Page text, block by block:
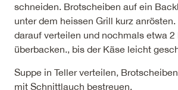
schneiden. Brotscheiben auf ein
unter dem heissen Grill kurz
darauf verteilen und nochmals etwa 2
überbacken., bis der Käse leicht
Suppe in Teller verteilen,
mit Schnittlauch bestreuen.